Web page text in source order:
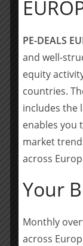
DieConcentro
Finance /
Mitarbeitern
arbeitet
Ziel ist es,
Mehrwert für
Teilen mit:
Teilen
PE-DEALS
and well-
equity
countries.
includes the
enables you
market
across
Your
Monthly
across